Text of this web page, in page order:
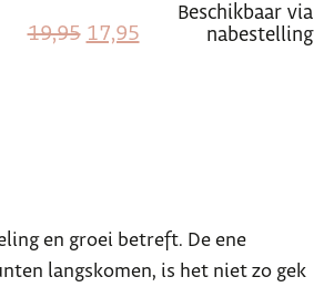
19,95 17,95
Beschikbaar via
nabestelling
en groei betreft. De ene
langskomen, is het niet zo gek